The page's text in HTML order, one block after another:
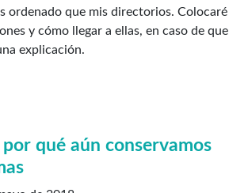
ordenado que mis directorios. Colocaré
y cómo llegar a ellas, en caso de que
explicación.
qué aún conservamos